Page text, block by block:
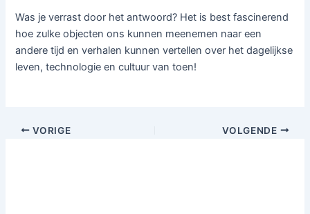
Was je verrast door het antwoord? Het is best fascinerend
hoe zulke objecten ons kunnen meenemen naar een
andere tijd en verhalen kunnen vertellen over het dagelijkse
leven, technologie en cultuur van toen!
VORIGE VOLGENDE